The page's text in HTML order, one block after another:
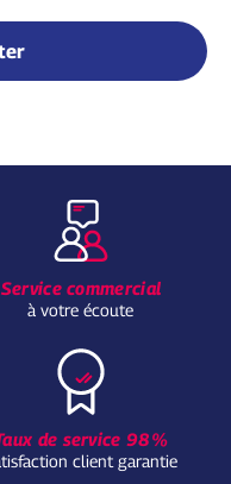
Service commercial
à votre écoute
de service 98%
client garantie